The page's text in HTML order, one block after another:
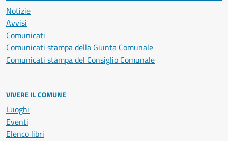
Notizie
Avvisi
Comunicati
Comunicati stampa della Giunta Comunale
Comunicati stampa del Consiglio Comunale
VIVERE IL COMUNE
Luoghi
Eventi
Elenco libri